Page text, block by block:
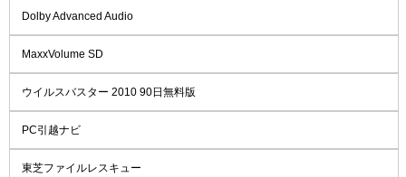
Dolby Advanced Audio
MaxxVolume SD
ウイルスバスター 2010 90日無料版
PC引越ナビ
東芝ファイルレスキュー